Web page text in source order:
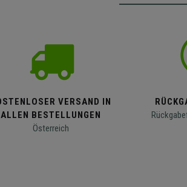
VERSAND IN
ALLEN BESTELLUNGEN
Österreich